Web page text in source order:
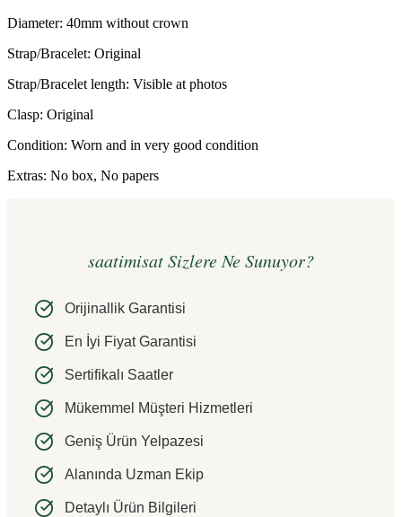
Diameter: 40mm without crown
Strap/Bracelet: Original
Strap/Bracelet length: Visible at photos
Clasp: Original
Condition: Worn and in very good condition
Extras: No box, No papers
saatimisat Sizlere Ne Sunuyor?
Orijinallik Garantisi
En İyi Fiyat Garantisi
Sertifikalı Saatler
Mükemmel Müşteri Hizmetleri
Geniş Ürün Yelpazesi
Alanında Uzman Ekip
Detaylı Ürün Bilgileri